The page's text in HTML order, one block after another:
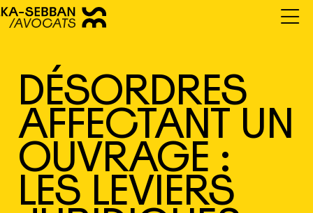
DÉSORDRES
AFFECTANT UN
OUVRAGE :
LES LEVIERS